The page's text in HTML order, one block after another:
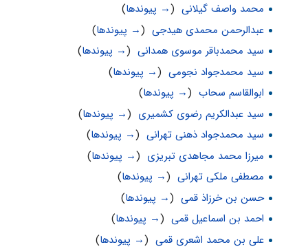
محمد واصف گیلانی‏
(→ پیوندها)
عبدالرحمن محمدی هیدجی‏
(→ پیوندها)
سید محمدباقر موسوی همدانی‏
(→ پیوندها)
سید محمدجواد نجومی‏
(→ پیوندها)
ابوالقاسم سحاب‏
(→ پیوندها)
سید عبدالکریم رضوی کشمیری (→ پیوندها)
سید محمدجواد ذهنی تهرانی‏
(→ پیوندها)
میرزا محمد مجاهدی تبریزی (→ پیوندها)
مصطفی ملکی تهرانی‏
(→ پیوندها)
حسن بن خرزاذ قمی‏
(→ پیوندها)
احمد بن اسماعیل قمی‏
(→ پیوندها)
علی بن محمد اشعری قمی‏
(→ پیوندها)